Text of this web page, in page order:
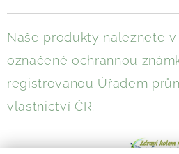
Naše produkty naleznete
označené ochrannou
registrovanou Úřadem
vlastnictví ČR.